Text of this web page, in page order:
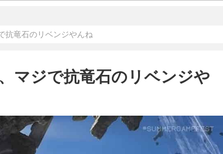
抗竜石のリベンジやんね
マジで抗竜石のリベンジや